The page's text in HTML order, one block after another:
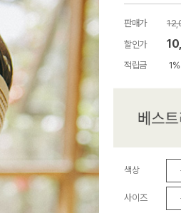
판매가
할인가
적립금 1%
색상
사이즈